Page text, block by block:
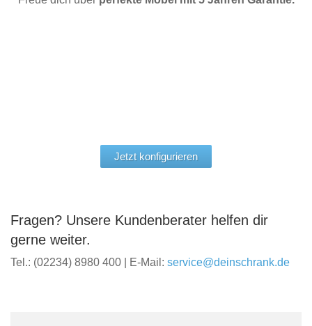
Jetzt konfigurieren
Fragen? Unsere Kundenberater helfen dir
gerne weiter.
Tel.: (02234) 8980 400 | E-Mail: service@deinschrank.de